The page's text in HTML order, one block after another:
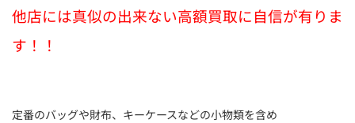
他店には真似の出来ない高額買取に自信が有りま
す！！
定番のバッグや財布、キーケースなどの小物類を含め